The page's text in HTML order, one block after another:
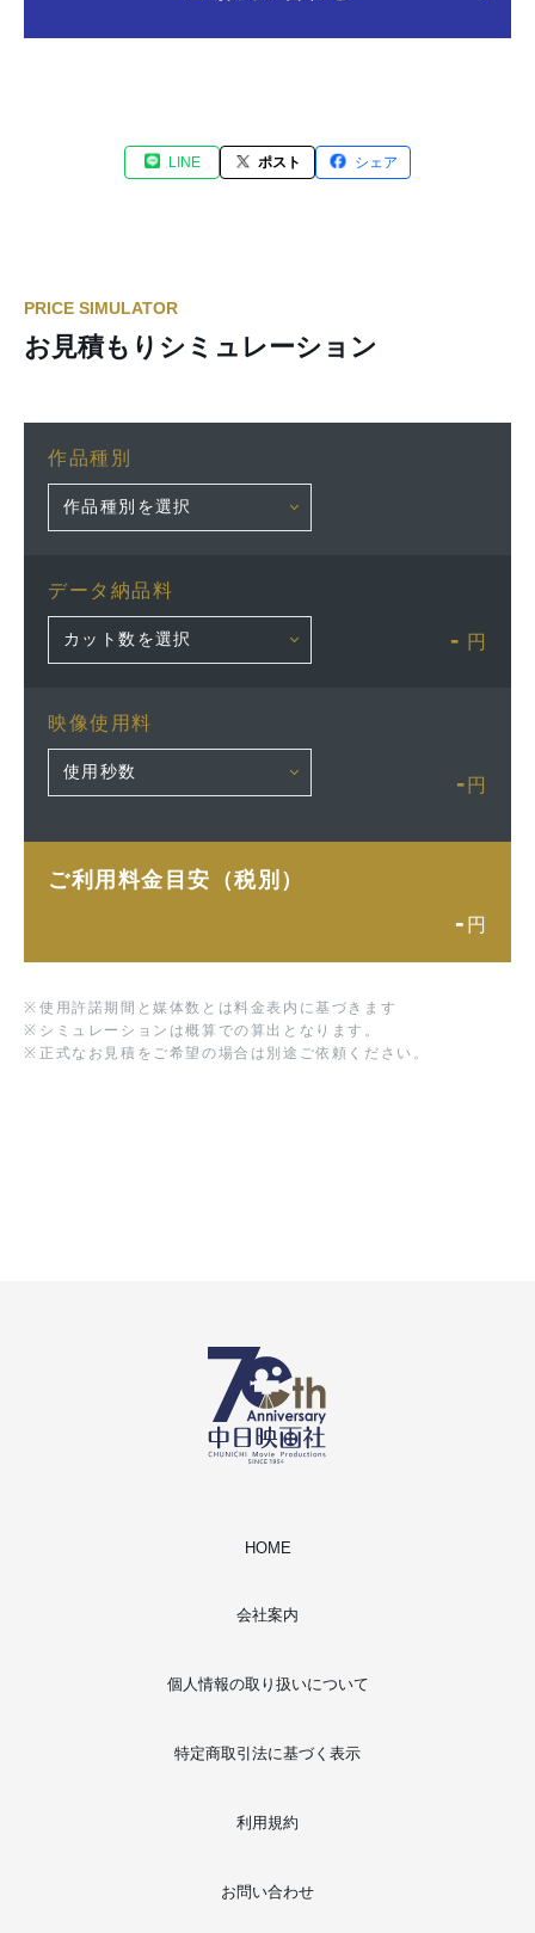
LINE ポスト シェア
PRICE SIMULATOR
お見積もりシミュレーション
作品種別
データ納品料
- 円
映像使用料
- 円
ご利用料金目安（税別）
- 円
※ 使用許諾期間と媒体数とは料金表内に基づきます
※ シミュレーションは概算での算出となります。
※ 正式なお見積をご希望の場合は別途ご依頼ください。
HOME
会社案内
個人情報の取り扱いについて
特定商取引法に基づく表示
利用規約
お問い合わせ